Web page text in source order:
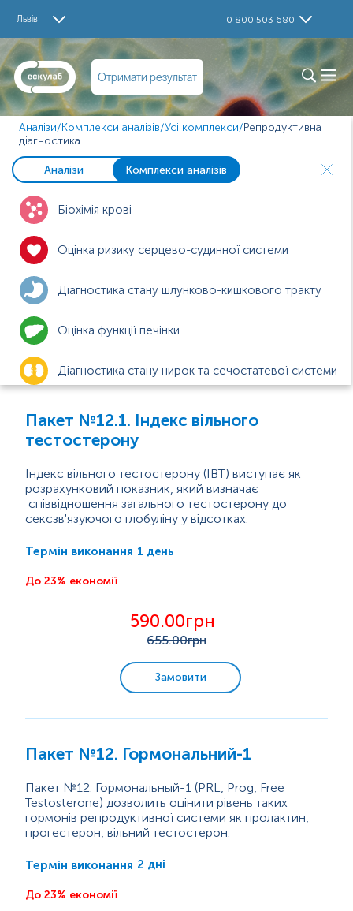
Львів 0 800 503 680
Отримати результат
Аналізи/Комплекси аналізів/Усі комплекси/Репродуктивна
діагностика
Аналізи Комплекси аналізів
Біохімія крові
Оцінка ризику серцево-судинної системи
Діагностика стану шлунково-кишкового тракту
Оцінка функції печінки
Діагностика стану нирок та сечостатевої системи
Анемія
Цукровий діабет
Діагностика функцій щитоподібної залози
Інфекції, що передаються статевим шляхом (ІПСШ)
Захворювання органів дихання
Дієта/вегетаріанці
Краса здорової шкіри
Надлишкова вага
Аналізи для дітей
Пакет №12.1. Індекс вільного
тестостерону
Індекс вільного тестостерону (ІВТ) виступає як
розрахунковий показник, який визначає
співвідношення загального тестостерону до
сексзв'язуючого глобуліну у відсотках.
бути зумовлені зсувами концентрації ГЗСГ, тому
комплексі з розрахунком індексу вільного
загального тестостерону до концентрації ГЗСГ,...
Термін виконання 1 день
До 23% економії
590.00грн
655.00грн
Замовити
Пакет №12. Гормональний-1
Пакет №12. Гормональный-1 (PRL, Prog, Free
Testosterone) дозволить оцінити рівень таких
гормонів репродуктивної системи як пролактин,
прогестерон, вільний тестостерон:
гіпофізом. Пролактин необхідний для нормального
жінок. Також він контролює секрецію прогестерону
Термін виконання 2 дні
До 23% економії